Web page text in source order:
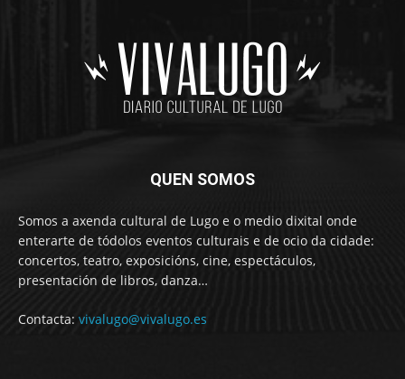
QUEN SOMOS
Somos a axenda cultural de Lugo e o medio dixital onde
enterarte de tódolos eventos culturais e de ocio da cidade:
concertos, teatro, exposicións, cine, espectáculos,
presentación de libros, danza…
Contacta: vivalugo@vivalugo.es